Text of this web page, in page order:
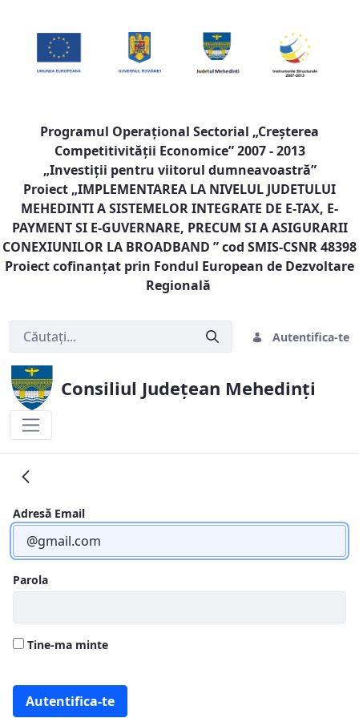
Programul Operaţional Sectorial „Creşterea
Competitivităţii Economice” 2007 - 2013
„Investiţii pentru viitorul dumneavoastră”
Proiect „IMPLEMENTAREA LA NIVELUL JUDETULUI
MEHEDINTI A SISTEMELOR INTEGRATE DE E-TAX, E-
PAYMENT SI E-GUVERNARE, PRECUM SI A ASIGURARII
CONEXIUNILOR LA BROADBAND ” cod SMIS-CSNR 48398
Proiect cofinanţat prin Fondul European de Dezvoltare
Regională
Autentifica-te
Consiliul Județean Mehedinți
Adresă Email
Parola
Tine-ma minte
Autentifica-te